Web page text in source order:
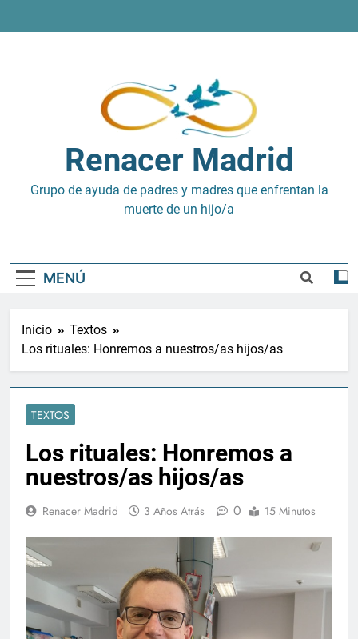
Renacer Madrid
Grupo de ayuda de padres y madres que enfrentan la
muerte de un hijo/a
MENÚ
Inicio
Textos
Los rituales: Honremos a nuestros/as hijos/as
TEXTOS
Los rituales: Honremos a
nuestros/as hijos/as
Renacer Madrid 3 Años Atrás 0 15 Minutos